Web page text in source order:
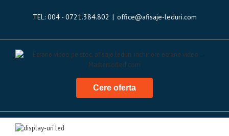
TEL: 004 - 0721.384.802 | office@afisaje-leduri.com
Cere oferta
View